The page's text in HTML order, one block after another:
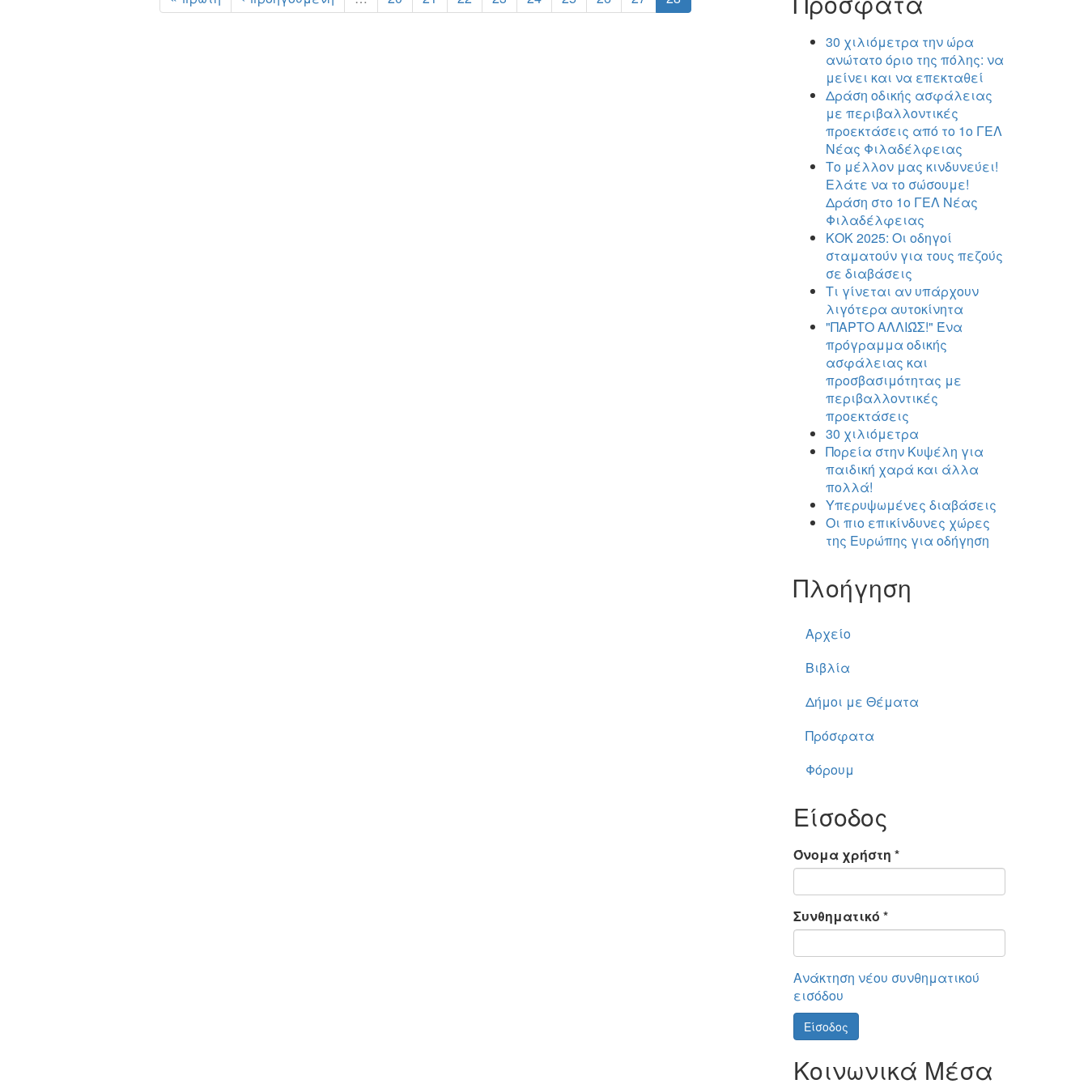
30 χιλιόμετρα την ώρα
ανώτατο όριο της πόλης: να
μείνει και να επεκταθεί
Δράση οδικής ασφάλειας
με περιβαλλοντικές
προεκτάσεις από το 1ο ΓΕΛ
Νέας Φιλαδέλφειας
Το μέλλον μας κινδυνεύει!
Ελάτε να το σώσουμε!
Δράση στο 1ο ΓΕΛ Νέας
Φιλαδέλφειας
ΚΟΚ 2025: Οι οδηγοί
σταματούν για τους πεζούς
σε διαβάσεις
Τι γίνεται αν υπάρχουν
λιγότερα αυτοκίνητα
"ΠΑΡΤΟ ΑΛΛΙΏΣ!" Ένα
πρόγραμμα οδικής
ασφάλειας και
προσβασιμότητας με
περιβαλλοντικές
προεκτάσεις
30 χιλιόμετρα
Πορεία στην Κυψέλη για
παιδική χαρά και άλλα
πολλά!
Υπερυψωμένες διαβάσεις
Οι πιο επικίνδυνες χώρες
της Ευρώπης για οδήγηση
Πλοήγηση
Αρχείο
Βιβλία
Δήμοι με Θέματα
Πρόσφατα
Φόρουμ
Είσοδος
Όνομα χρήστη *
Συνθηματικό *
Ανάκτηση νέου συνθηματικού
εισόδου
Είσοδος
Κοινωνικά Μέσα